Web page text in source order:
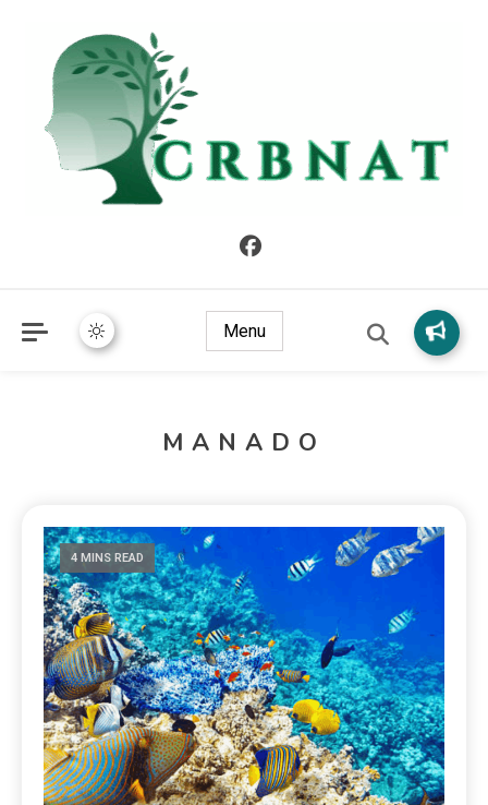
Menu
MANADO
4 MINS READ